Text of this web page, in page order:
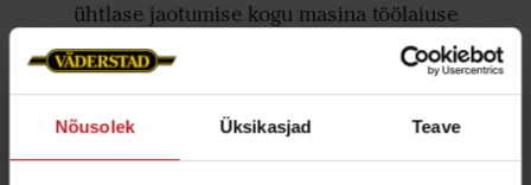
Nõusolek Üksikasjad Teave
ühtlase jaotumise kogu masina töölaiuse
ulatuses ilma, et selleks oleks vaja kasutada
keerulisi hüdraulikalahendusi.